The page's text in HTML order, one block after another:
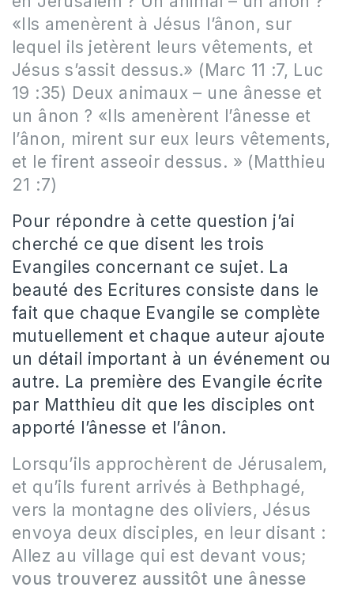
«Ils amenèrent à Jésus l’ânon, sur
lequel ils jetèrent leurs vêtements, et
Jésus s’assit dessus.» (Marc 11 :7, Luc
19 :35) Deux animaux – une ânesse et
un ânon ? «Ils amenèrent l’ânesse et
l’ânon, mirent sur eux leurs vêtements,
et le firent asseoir dessus. » (Matthieu
21 :7)
Pour répondre à cette question j’ai
cherché ce que disent les trois
Evangiles concernant ce sujet. La
beauté des Ecritures consiste dans le
fait que chaque Evangile se complète
mutuellement et chaque auteur ajoute
un détail important à un événement ou
autre. La première des Evangile écrite
par Matthieu dit que les disciples ont
apporté l’ânesse et l’ânon.
Lorsqu’ils approchèrent de Jérusalem,
et qu’ils furent arrivés à Bethphagé,
vers la montagne des oliviers, Jésus
envoya deux disciples, en leur disant :
Allez au village qui est devant vous;
vous trouverez aussitôt une ânesse